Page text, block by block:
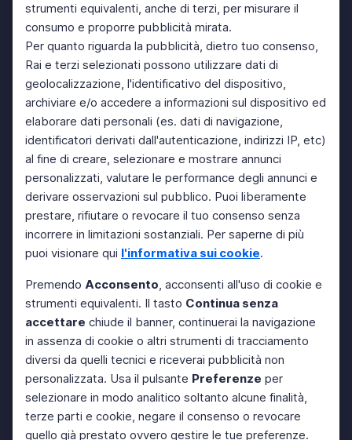
strumenti equivalenti, anche di terzi, per misurare il
consumo e proporre pubblicità mirata.
Per quanto riguarda la pubblicità, dietro tuo consenso,
Rai e terzi selezionati possono utilizzare dati di
geolocalizzazione, l'identificativo del dispositivo,
archiviare e/o accedere a informazioni sul dispositivo ed
elaborare dati personali (es. dati di navigazione,
identificatori derivati dall'autenticazione, indirizzi IP, etc)
al fine di creare, selezionare e mostrare annunci
personalizzati, valutare le performance degli annunci e
derivare osservazioni sul pubblico. Puoi liberamente
prestare, rifiutare o revocare il tuo consenso senza
incorrere in limitazioni sostanziali. Per saperne di più
puoi visionare qui l'informativa sui cookie.
Premendo Acconsento, acconsenti all'uso di cookie e
strumenti equivalenti. Il tasto Continua senza
accettare chiude il banner, continuerai la navigazione
in assenza di cookie o altri strumenti di tracciamento
diversi da quelli tecnici e riceverai pubblicità non
personalizzata. Usa il pulsante Preferenze per
selezionare in modo analitico soltanto alcune finalità,
terze parti e cookie, negare il consenso o revocare
quello già prestato ovvero gestire le tue preferenze.